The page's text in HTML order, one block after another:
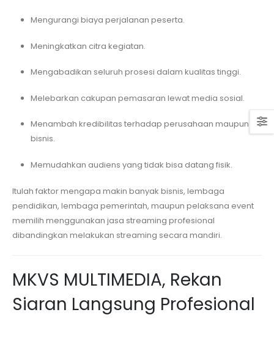
Mengurangi biaya perjalanan peserta.
Meningkatkan citra kegiatan.
Mengabadikan seluruh prosesi dalam kualitas tinggi.
Melebarkan cakupan pemasaran lewat media sosial.
Menambah kredibilitas terhadap perusahaan maupun
bisnis.
Memudahkan audiens yang tidak bisa datang fisik.
Itulah faktor mengapa makin banyak bisnis, lembaga
pendidikan, lembaga pemerintah, maupun pelaksana event
memilih menggunakan jasa streaming profesional
dibandingkan melakukan streaming secara mandiri.
MKVS MULTIMEDIA, Rekan
Siaran Langsung Profesional